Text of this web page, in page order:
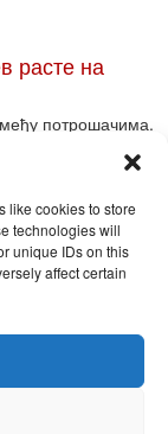
like cookies to store
technologies will
unique IDs on this
affect certain
расте на
потрошачима.
Toggle
svojina
NiraPress